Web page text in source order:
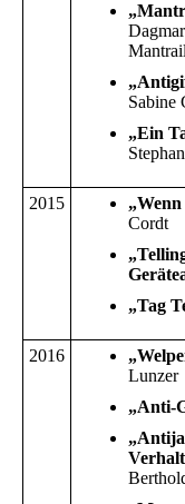
Sabine
„Ein
Stephan
2015
Cordt
„Tag
2016
Lunzer
„Anti-